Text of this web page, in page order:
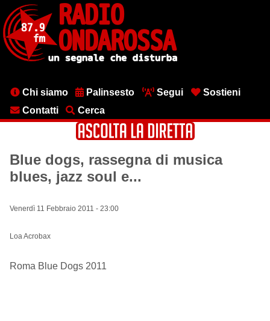
contenuto
principale
MenuChi siamo Palinsesto Segui
Sostieni
Contatti
Cerca
Blue dogs, rassegna di musica
blues, jazz soul e...
Venerdì 11 Febbraio 2011 - 23:00
Loa Acrobax
Roma Blue Dogs 2011